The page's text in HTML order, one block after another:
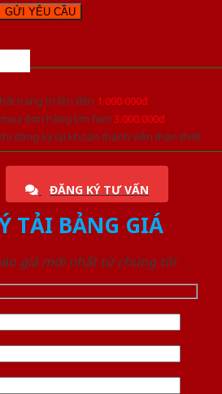
trang trí lên đến 1.000.000đ
đơn hàng lớn hơn 3.000.000đ
đăng ký tài khoản thành viên thân thiết
ĐĂNG KÝ TƯ VẤN
TẢI BẢNG GIÁ
giá mới nhất từ chúng tôi